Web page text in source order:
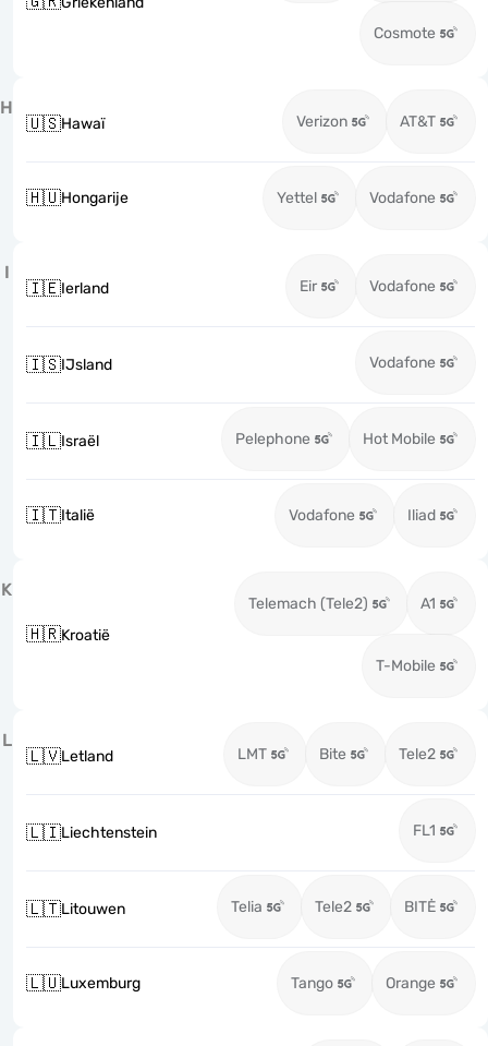
Cosmote
H
🇺🇸Hawaï Verizon AT&T
🇭🇺Hongarije Yettel Vodafone
I
🇮🇪Ierland Eir Vodafone
🇮🇸IJsland Vodafone
🇮🇱Israël Pelephone Hot Mobile
🇮🇹Italië Vodafone Iliad
K
🇭🇷Kroatië
Telemach (Tele2) A1
T-Mobile
L
🇱🇻Letland LMT Bite Tele2
🇱🇮Liechtenstein FL1
🇱🇹Litouwen Telia Tele2 BITĖ
🇱🇺Luxemburg Tango Orange